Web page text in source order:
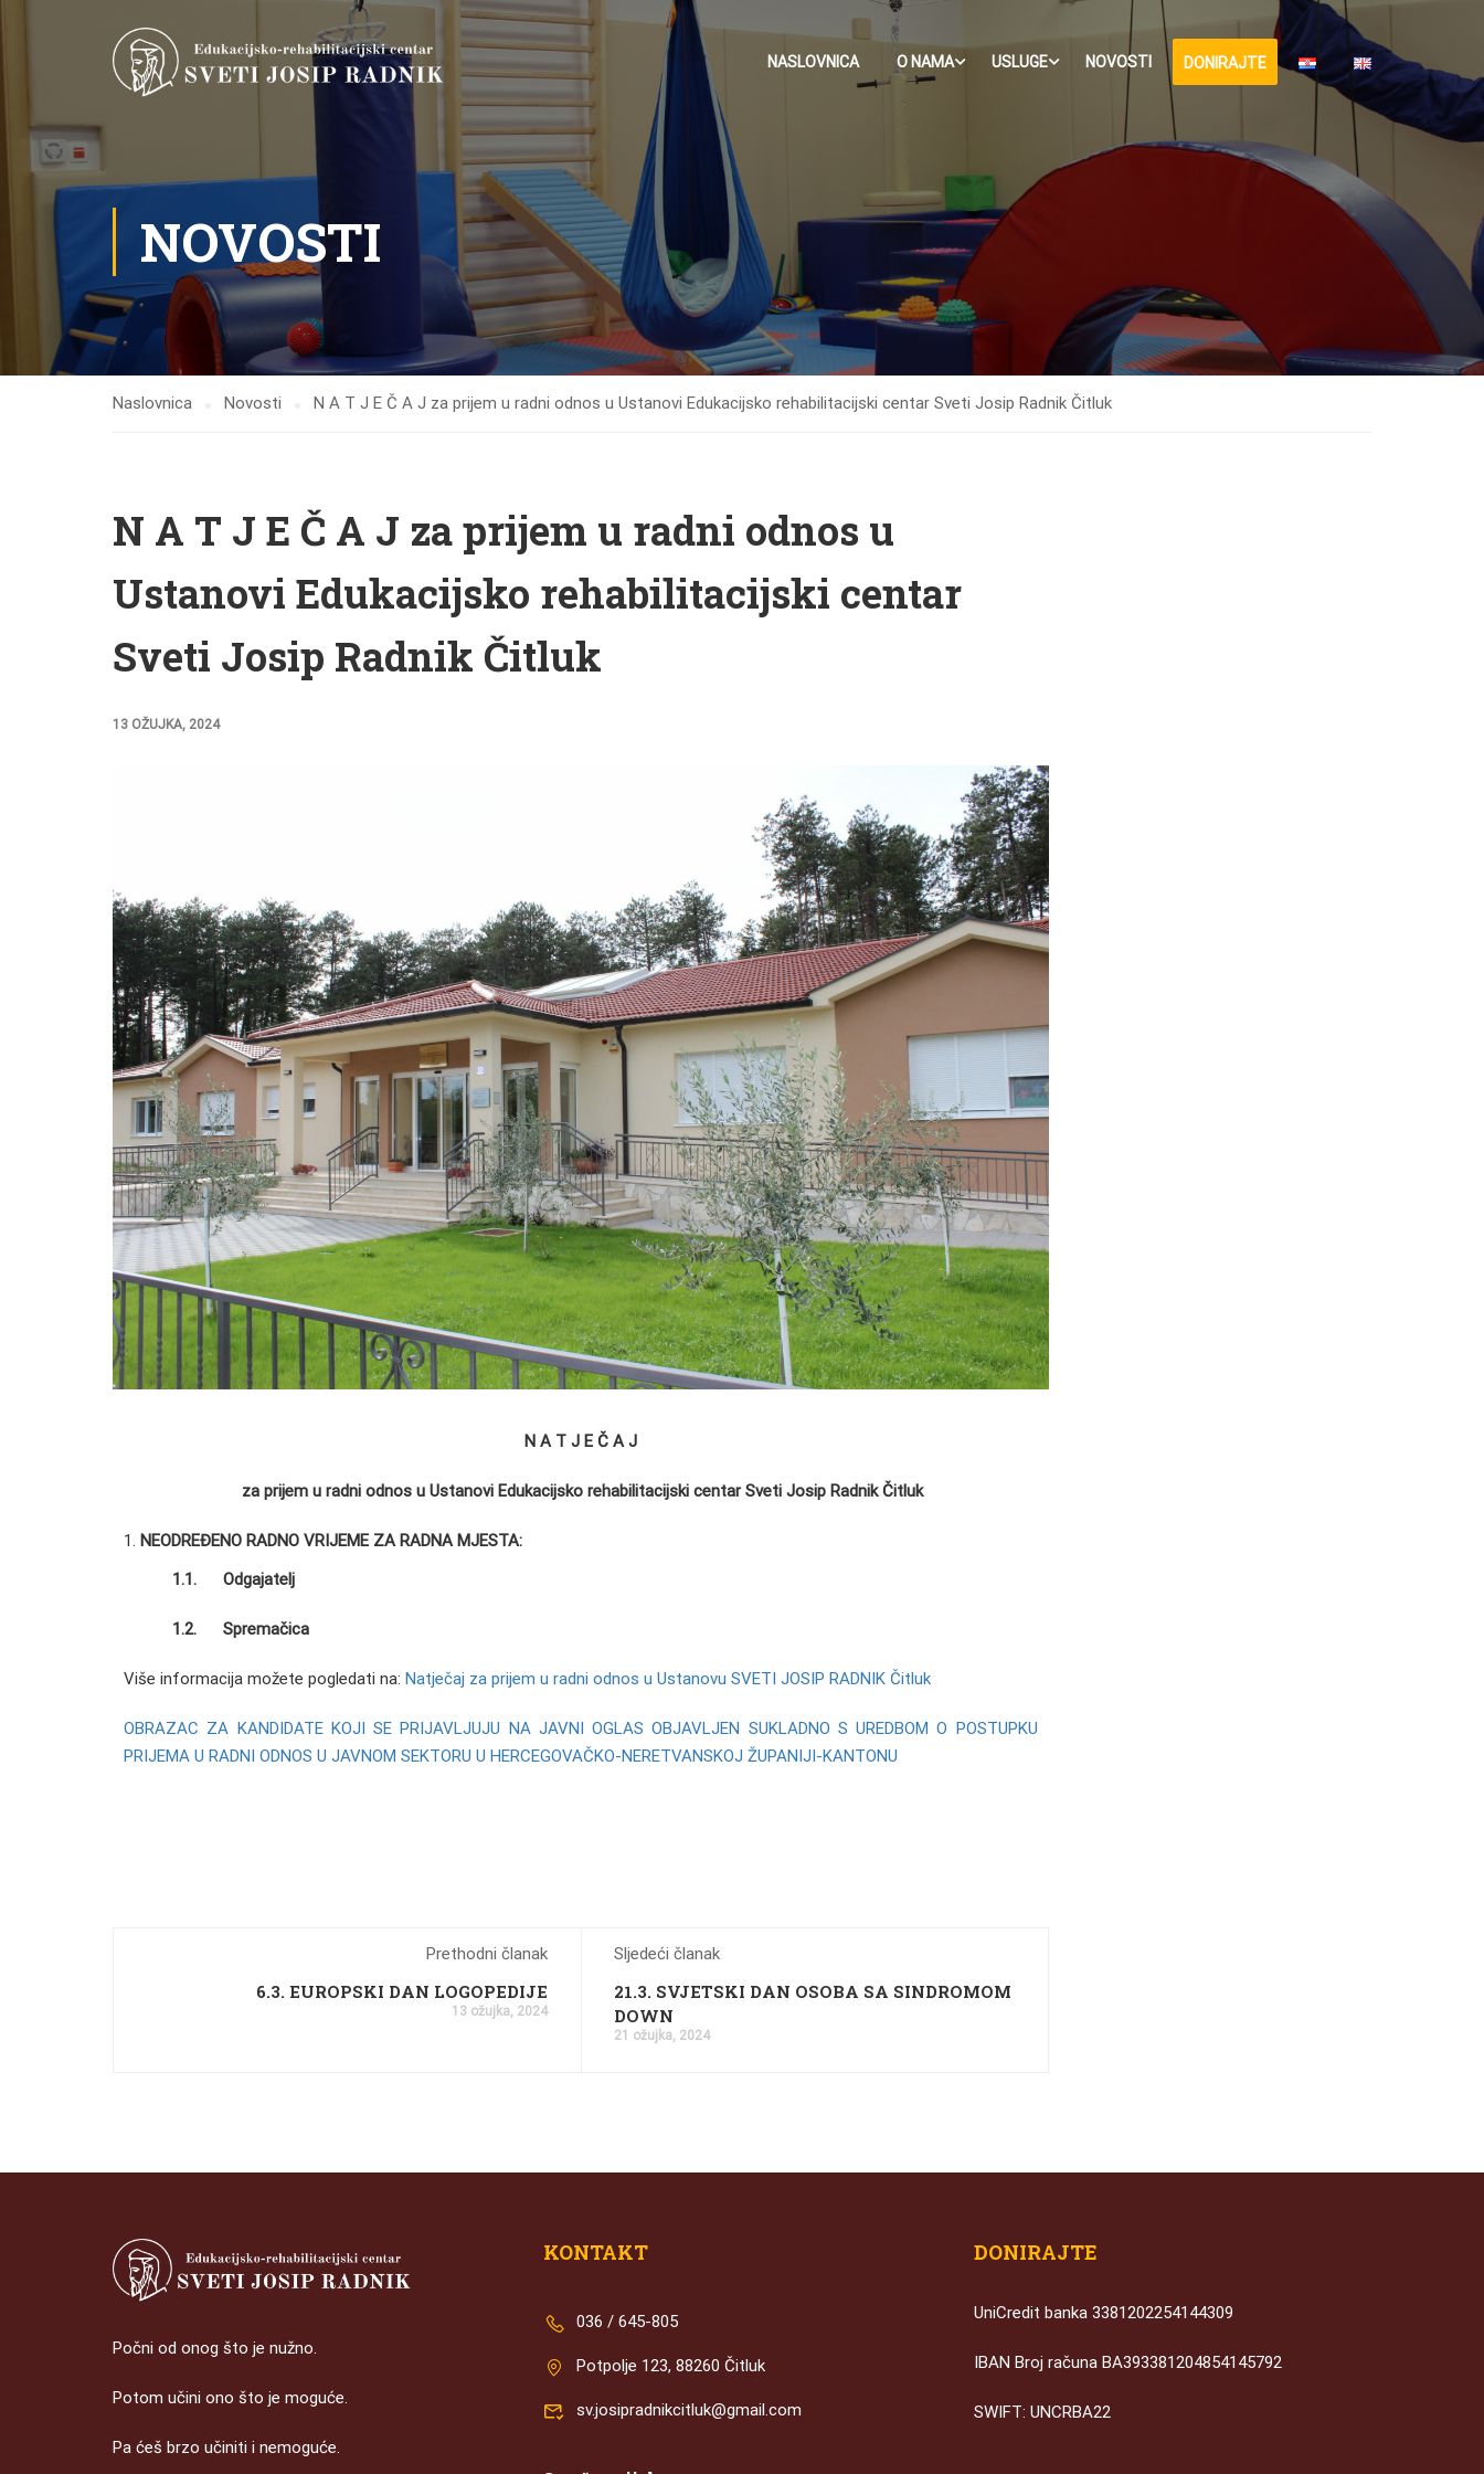
NASLOVNICA O NAMA USLUGE NOVOSTI DONIRAJTE
NOVOSTI
Naslovnica Novosti N A T J E Č A J za prijem u radni odnos u Ustanovi Edukacijsko rehabilitacijski centar Sveti Josip Radnik Čitluk
N A T J E Č A J za prijem u radni odnos u
Ustanovi Edukacijsko rehabilitacijski centar
Sveti Josip Radnik Čitluk
13 OŽUJKA, 2024
N A T J E Č A J
za prijem u radni odnos u Ustanovi Edukacijsko rehabilitacijski centar Sveti Josip Radnik Čitluk
NEODREĐENO RADNO VRIJEME ZA RADNA MJESTA:
1.1. Odgajatelj
1.2. Spremačica
Više informacija možete pogledati na: Natječaj za prijem u radni odnos u Ustanovu SVETI JOSIP RADNIK Čitluk
OBRAZAC ZA KANDIDATE KOJI SE PRIJAVLJUJU NA JAVNI OGLAS OBJAVLJEN SUKLADNO S UREDBOM O POSTUPKU
PRIJEMA U RADNI ODNOS U JAVNOM SEKTORU U HERCEGOVAČKO-NERETVANSKOJ ŽUPANIJI-KANTONU
Prethodni članak
6.3. EUROPSKI DAN LOGOPEDIJE
13 ožujka, 2024
Sljedeći članak
21.3. SVJETSKI DAN OSOBA SA SINDROMOM
DOWN
21 ožujka, 2024
Počni od onog što je nužno.
Potom učini ono što je moguće.
Pa ćeš brzo učiniti i nemoguće.
KONTAKT
036 / 645-805
Potpolje 123, 88260 Čitluk
sv.josipradnikcitluk@gmail.com
DONIRAJTE
UniCredit banka 3381202254144309
IBAN Broj računa BA393381204854145792
SWIFT: UNCRBA22